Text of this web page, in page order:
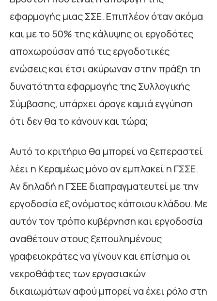
εφαρμογής μιας ΣΣΕ. Επιπλέον όταν ακόμα
και με το 50% της κάλυψης οι εργοδότες
αποχωρούσαν από τις εργοδοτικές
ενώσεις και έτσι ακύρωναν στην πράξη τη
δυνατότητα εφαρμογής της Συλλογικής
Σύμβασης, υπάρχει άραγε καμιά εγγύηση
ότι δεν θα το κάνουν και τώρα;
Αυτό το κριτήριο θα μπορεί να ξεπεραστεί
λέει η Κεραμέως μόνο αν εμπλακεί η ΓΣΣΕ.
Αν δηλαδή η ΓΣΕΕ διαπραγματευτεί με την
εργοδοσία εξ ονόματος κάποιου κλάδου. Με
αυτόν τον τρόπο κυβέρνηση και εργοδοσία
αναθέτουν στους ξεπουλημένους
γραφειοκράτες να γίνουν και επίσημα οι
νεκροθάφτες των εργασιακών
δικαιωμάτων αφού μπορεί να έχει ρόλο στη